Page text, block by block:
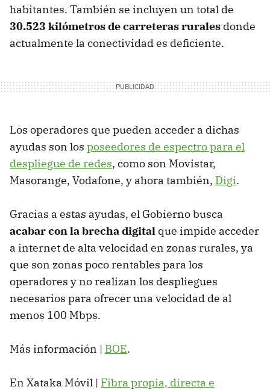
habitantes. También se incluyen un total de
30.523 kilómetros de carreteras rurales donde
actualmente la conectividad es deficiente.
Los operadores que pueden acceder a dichas
ayudas son los poseedores de espectro para el
despliegue de redes, como son Movistar,
Masorange, Vodafone, y ahora también, Digi.
Gracias a estas ayudas, el Gobierno busca
acabar con la brecha digital que impide acceder
a internet de alta velocidad en zonas rurales, ya
que son zonas poco rentables para los
operadores y no realizan los despliegues
necesarios para ofrecer una velocidad de al
menos 100 Mbps.
Más información | BOE.
En Xataka Móvil | Fibra propia, directa e